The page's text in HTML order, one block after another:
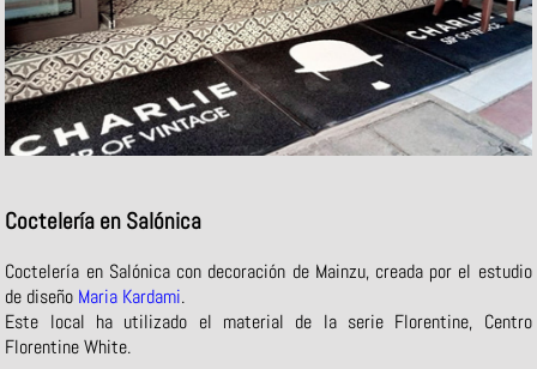
Coctelería en Salónica
Coctelería en Salónica con decoración de Mainzu, creada por el estudio
de diseño Maria Kardami.
Este local ha utilizado el material de la serie Florentine, Centro
Florentine White.